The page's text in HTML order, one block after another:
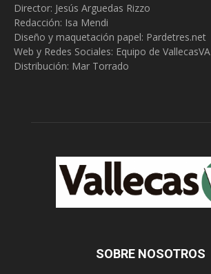
Director: Jesús Arguedas Rizzo
Redacción: Isa Mendi
Diseño y maquetación papel: Pardetres.net
Web y Redes Sociales: Equipo de VallecasVA
Distribución: Mar Torrado
SOBRE NOSOTROS